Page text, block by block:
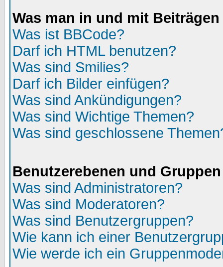
Was man in und mit
Was ist BBCode?
Darf ich HTML benutzen?
Was sind Smilies?
Darf ich Bilder einfügen?
Was sind Ankündigungen?
Was sind Wichtige Themen?
Was sind geschlossene
Benutzerebenen und Gruppen
Was sind Administratoren?
Was sind Moderatoren?
Was sind Benutzergruppen?
Wie kann ich einer
Wie werde ich ein